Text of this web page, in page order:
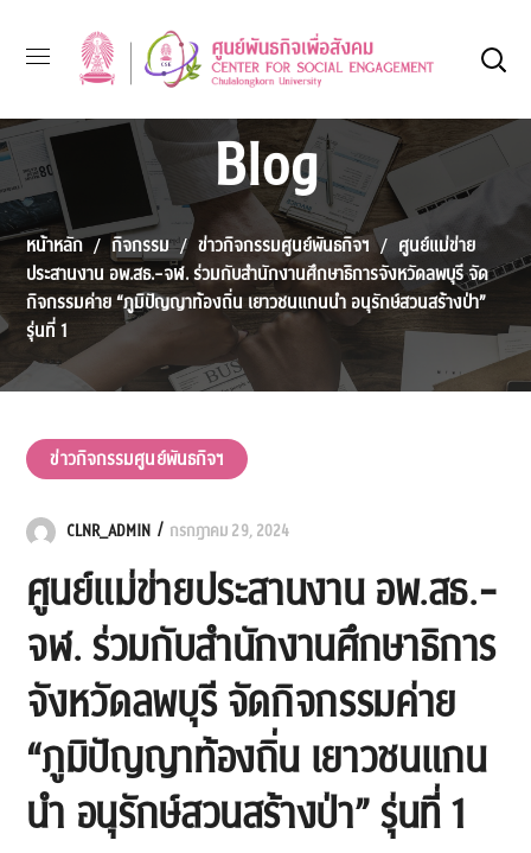
Blog
หน้าหลัก กิจกรรม ข่าวกิจกรรมศูนย์พันธกิจฯ
ศูนย์แม่ข่าย
ประสานงาน อพ.สธ.-จฬ. ร่วมกับสำนักงานศึกษาธิการจังหวัดลพบุรี จัด
กิจกรรมค่าย “ภูมิปัญญาท้องถิ่น เยาวชนแกนนำ อนุรักษ์สวนสร้างป่า”
รุ่นที่ 1
ข่าวกิจกรรมศูนย์พันธกิจฯ
CLNR_ADMIN กรกฎาคม 29, 2024
ศูนย์แม่ข่ายประสานงาน อพ.สธ.-
จฬ. ร่วมกับสำนักงานศึกษาธิการ
จังหวัดลพบุรี จัดกิจกรรมค่าย
“ภูมิปัญญาท้องถิ่น เยาวชนแกน
นำ อนุรักษ์สวนสร้างป่า” รุ่นที่ 1